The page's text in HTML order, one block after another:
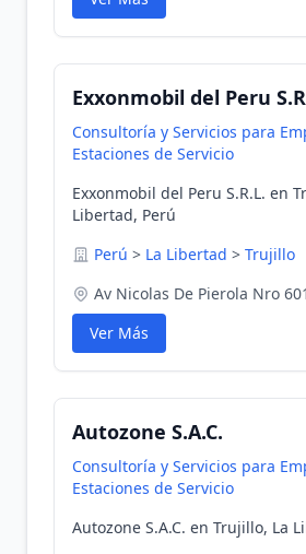
Exxonmobil del Peru
Consultoría y Servicios para
Estaciones de Servicio
Exxonmobil del Peru S.R.L. en
Libertad, Perú
Perú > La Libertad > Trujillo
Av Nicolas De Pierola Nro
Ver Más
Autozone S.A.C.
Consultoría y Servicios para
Estaciones de Servicio
Autozone S.A.C. en Trujillo, La